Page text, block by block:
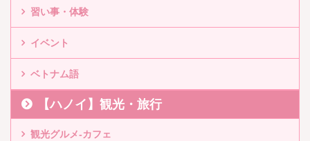
習い事・体験
イベント
ベトナム語
【ハノイ】観光・旅行
観光グルメ-カフェ